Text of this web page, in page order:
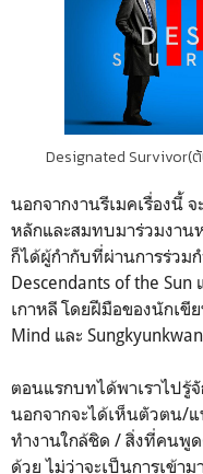
Designated Survivor(
นอกจากงานรีเมคเรื่องนี้
หลักและสมทบมาร่วมงาน
ก็ได้ผู้กำกับที่ผ่านการร่วม
Descendants of the
เกาหลี โดยฝีมือของนักเขี
Mind และ
ตอนแรกบทได้พาเราไปรู้
นอกจากจะได้เห็นตัวตน/
ทำงานใกล้ชิด / สิ่งที่คนพู
ด้วย ไม่ว่าจะเป็นการเข้า